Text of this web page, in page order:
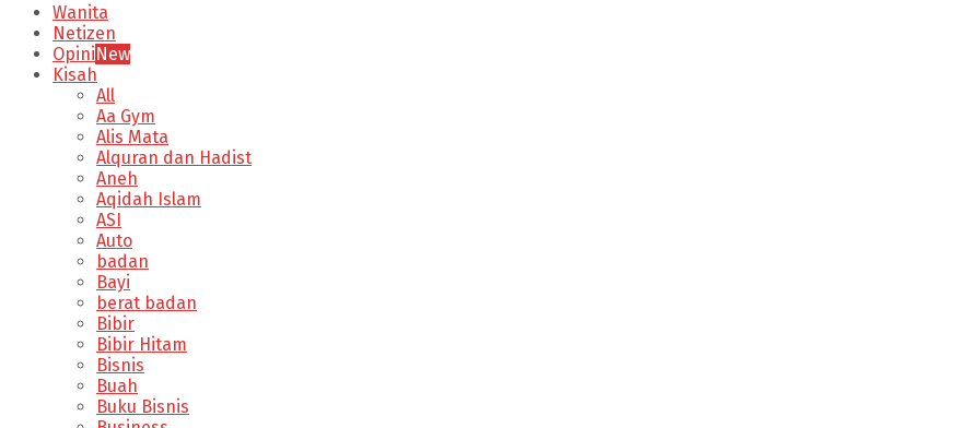
Wanita
Netizen
OpiniNew
Kisah
All
Aa Gym
Alis Mata
Alquran dan Hadist
Aneh
Aqidah Islam
ASI
Auto
badan
Bayi
berat badan
Bibir
Bibir Hitam
Bisnis
Buah
Buku Bisnis